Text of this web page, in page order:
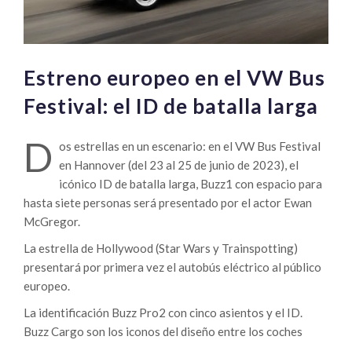
Estreno europeo en el VW Bus
Festival: el ID de batalla larga
D os estrellas en un escenario: en el VW Bus Festival
en Hannover (del 23 al 25 de junio de 2023), el
icónico ID de batalla larga, Buzz1 con espacio para
hasta siete personas será presentado por el actor Ewan
McGregor.
La estrella de Hollywood (Star Wars y Trainspotting)
presentará por primera vez el autobús eléctrico al público
europeo.
La identificación Buzz Pro2 con cinco asientos y el ID.
Buzz Cargo son los iconos del diseño entre los coches